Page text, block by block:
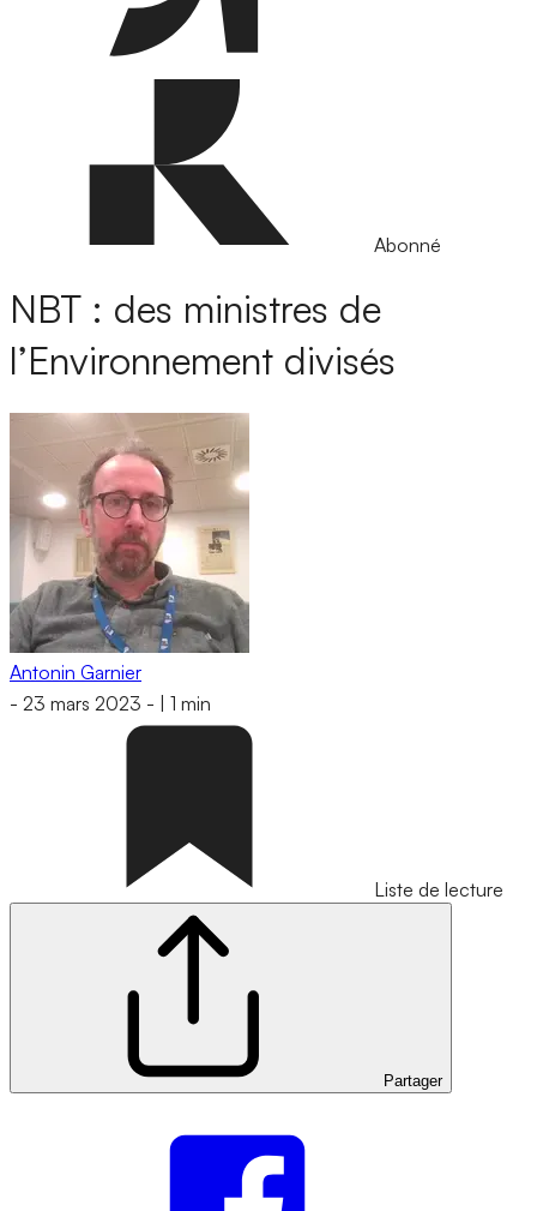
Abonné
NBT : des ministres de
l’Environnement divisés
Antonin Garnier
- 23 mars 2023 - 1 min
Liste de lecture
Partager